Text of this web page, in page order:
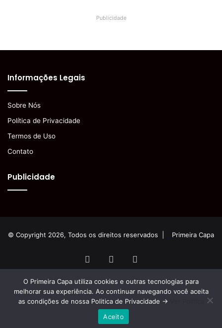
Publicidade
Informações Legais
Sobre Nós
Política de Privacidade
Termos de Uso
Contato
Publicidade
© Copyright 2026, Todos os direitos reservados | Primeira Capa
FacebookYouTube
O Primeira Capa utiliza cookies e outras tecnologias para
melhorar sua experiência. Ao continuar navegando você aceita
as condições de nossa Politica de Privacidade ->
Aceito